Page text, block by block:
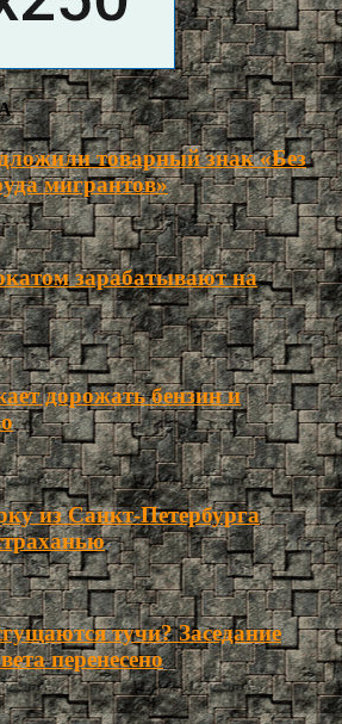
товарный знак «Без
мигрантов»
зарабатывают на
дорожать бензин и
из Санкт-Петербурга
тучи? Заседание
перенесено